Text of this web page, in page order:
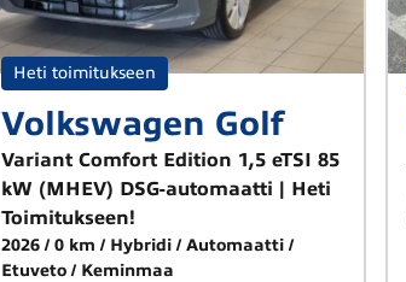
Heti toimitukseen
Volkswagen Golf
Variant Comfort Edition 1,5 eTSI 85
kW (MHEV) DSG-automaatti | Heti
Toimitukseen!
2026 0 km Hybridi
Automaatti
Etuveto
Keminmaa